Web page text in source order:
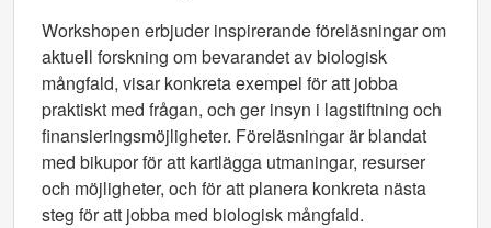
Workshopen erbjuder inspirerande föreläsningar om
aktuell forskning om bevarandet av biologisk
mångfald, visar konkreta exempel för att jobba
praktiskt med frågan, och ger insyn i lagstiftning och
finansieringsmöjligheter. Föreläsningar är blandat
med bikupor för att kartlägga utmaningar, resurser
och möjligheter, och för att planera konkreta nästa
steg för att jobba med biologisk mångfald.